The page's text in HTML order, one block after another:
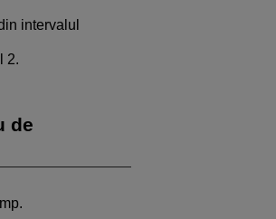
intervalul
2.
de